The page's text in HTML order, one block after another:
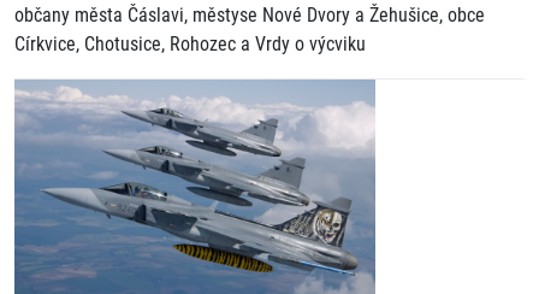
občany města Čáslavi, městyse Nové Dvory a Žehušice, obce
Církvice, Chotusice, Rohozec a Vrdy o výcviku